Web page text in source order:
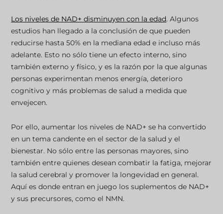
Los niveles de NAD+ disminuyen con la edad. Algunos
estudios han llegado a la conclusión de que pueden
reducirse hasta 50% en la mediana edad e incluso más
adelante. Esto no sólo tiene un efecto interno, sino
también externo y físico, y es la razón por la que algunas
personas experimentan menos energía, deterioro
cognitivo y más problemas de salud a medida que
envejecen.
Por ello, aumentar los niveles de NAD+ se ha convertido
en un tema candente en el sector de la salud y el
bienestar. No sólo entre las personas mayores, sino
también entre quienes desean combatir la fatiga, mejorar
la salud cerebral y promover la longevidad en general.
Aquí es donde entran en juego los suplementos de NAD+
y sus precursores, como el NMN.